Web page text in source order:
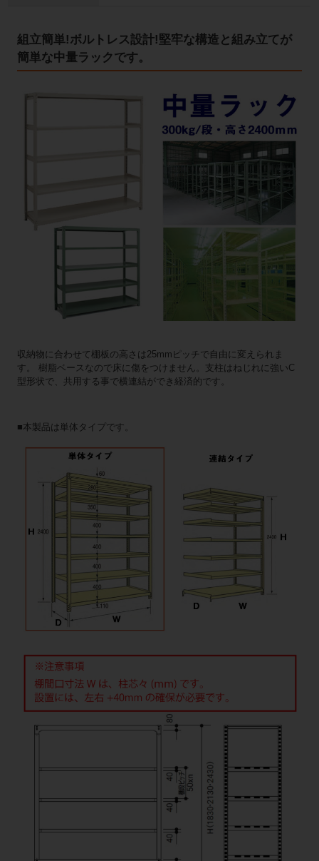
組立簡単!ボルトレス設計!堅牢な構造と組み立てが
簡単な中量ラックです。
収納物に合わせて棚板の高さは25mmピッチで自由に変えられま
す。 樹脂ベースなので床に傷をつけません。支柱はねじれに強いC
型形状で、共用する事で横連結ができ経済的です。
■本製品は単体タイプです。